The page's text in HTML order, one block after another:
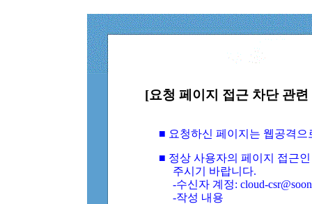
[요청 페이지 접근 차단 관
■ 요청하신 페이지는 웹공격
■ 정상 사용자의 페이지 접근
주시기 바랍니다.
-수신자 계정: cloud-
-작성 내용